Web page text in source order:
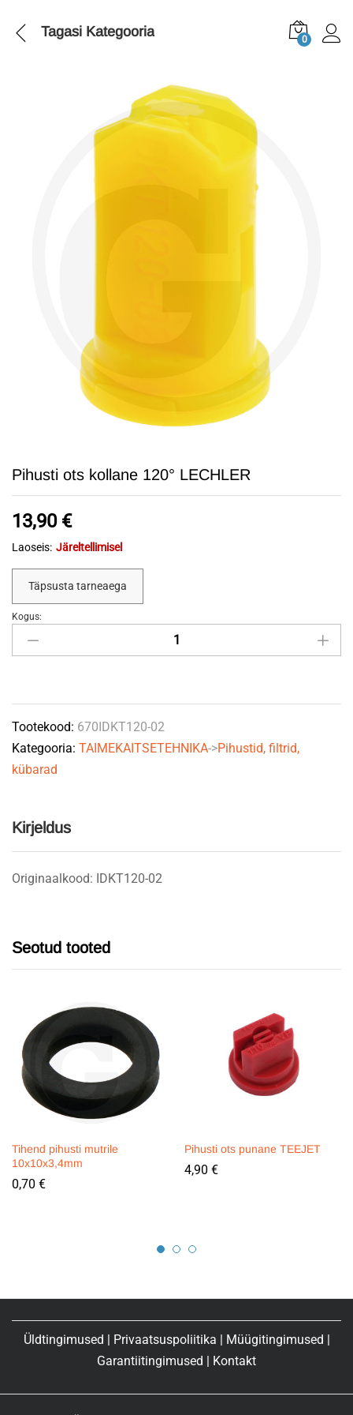
Tagasi Kategooria 0
Pihusti ots kollane 120° LECHLER
13,90 €
Laoseis: Järeltellimisel
Täpsusta tarneaega
Pihusti
ots
LECHLER
quantity
Kogus:
Tootekood: 670IDKT120-02
Kategooria: TAIMEKAITSETEHNIKA->Pihustid, filtrid,
kübarad
Kirjeldus
Originaalkood: IDKT120-02
Seotud tooted
Tihend pihusti mutrile
10x10x3,4mm
0,70 €
Pihusti ots punane TEEJET
4,90 €
Üldtingimused Privaatsuspoliitika Müügitingimused
Garantiitingimused
Kontakt